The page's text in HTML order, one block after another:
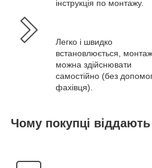
інструкція по монтажу.
Легко і швидко
встановлюється, монтаж
можна здійснювати
самостійно (без
фахівця).
Чому покупці